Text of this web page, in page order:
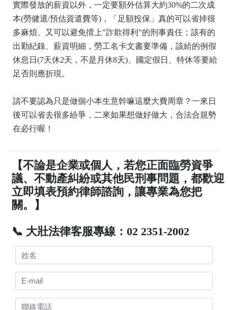
實際發放的薪資以外，一定要額外估算大約30%的二次成
本(勞健退/預估資遣費等)，「足額投保」真的可以省掉很
多麻煩、又可以避免揹上"詐欺得利"的刑事責任；該有的
出勤紀錄、薪資明細，勞工名卡文書要準備，該給的例假
休息日(7天休2天，不是月休8天)、國定假日、特休等要給
足否則應折現。
請不要認為只是做個小本生意幹嘛這麼大費周章？一來日
後可以省去很多紛爭，二來如果想做好做大，合法合規勢
在必行喔！
【不論是企業或個人，若您正面臨勞資爭
議、不動產糾紛或其他民刑事問題，都歡迎
立即填表預約律師諮詢，讓專業為您把
關。】
📞 大壯法律客服專線：02 2351-2002